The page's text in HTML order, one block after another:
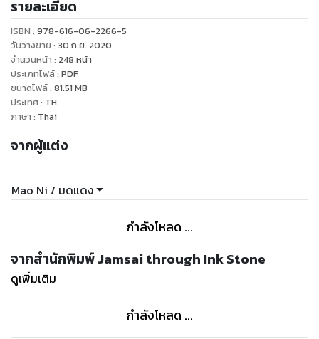
ซึ่งไม่ว่าเต๋าหรือพุทธล้วนถือการกำจัด ‘ความมืด’ เป็นภารกิจอัน
สำคัญที่สุด
แต่มันก็ไม่อาจไม่ไป เมื่อโรคประจำตัวของซังซังกำเริบรุนแรง
ทั้งสถานศึกษาและอาศรมเทพไม่มีปัญญารักษานาง
หากแต่มหาเถระที่เร้นกายอยู่ในวัดลั่นเคออาจสามารถกระทำได้
ด้วยเหตุนี้ หนิงเชวียกับซังซังจึงเริ่มออกเดินทางสู่แดนใต้
โดยที่สำหรับหนิงเชวียแล้ว นี่อาจเป็นการเดินเอาคอตัวเองไปพาด
รายละเอียด
ISBN : 978-616-06-2266-5
วันวางขาย : 30 ก.ย. 2020
จำนวนหน้า : 248 หน้า
ประเภทไฟล์: PDF
ขนาดไฟล์: 81.51 MB
ประเทศ: TH
ภาษา : Thai
จากผู้แต่ง
Mao Ni / มดแดง
กำลังโหลด ...
จากสำนักพิมพ์ Jamsai through Ink Stone
ดูเพิ่มเติม
กำลังโหลด ...